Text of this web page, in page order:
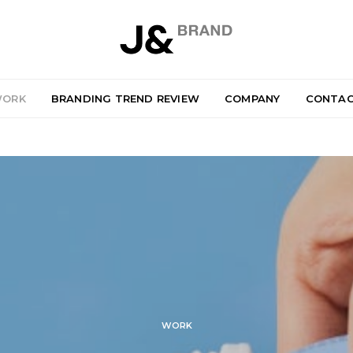
BRANDING TREND REVIEW COMPANY
WORK